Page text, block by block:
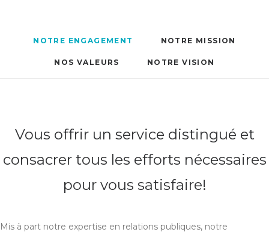
NOTRE ENGAGEMENT NOTRE MISSION
NOS VALEURS NOTRE VISION
Vous offrir un service distingué et
consacrer tous les efforts nécessaires
pour vous satisfaire!
Mis à part notre expertise en relations publiques, notre